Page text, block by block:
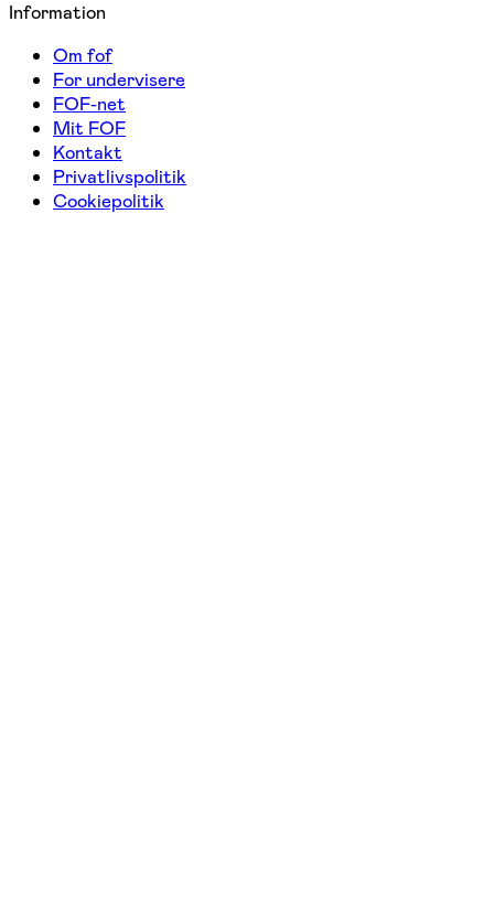
Information
Om fof
For undervisere
FOF-net
Mit FOF
Kontakt
Privatlivspolitik
Cookiepolitik